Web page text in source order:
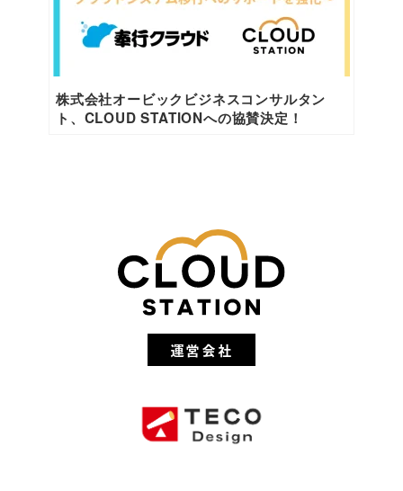
株式会社オービックビジネスコンサルタン
ト、CLOUD STATIONへの協賛決定！
運営会社